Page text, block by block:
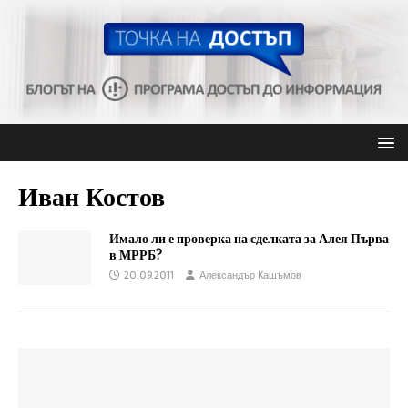
Иван Костов
Имало ли е проверка на сделката за Алея Първа
в МРРБ?
20.09.2011 Александър Кашъмов